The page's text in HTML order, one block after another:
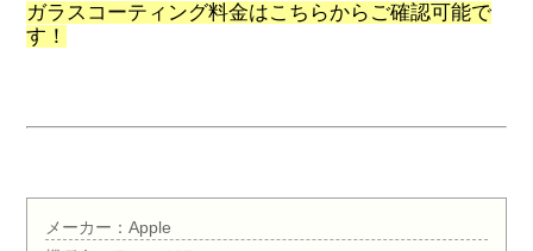
ガラスコーティング料金はこちらからご確認可能で
す！
メーカー：Apple